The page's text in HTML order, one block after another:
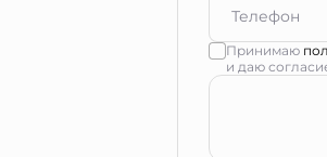
Принимаю
и даю